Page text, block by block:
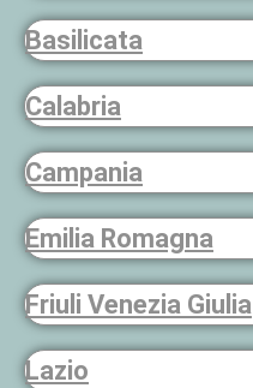
Basilicata
Calabria
Campania
Emilia Romagna
Friuli Venezia Giulia
Lazio